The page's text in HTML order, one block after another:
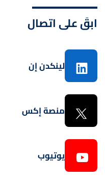
ابقَ على اتصال
لينكدن إن
منصة إكس
يوتيوب